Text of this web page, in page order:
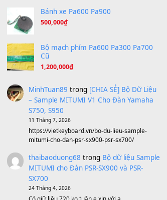
Under Pressure (8.164)
A Long December
Ta Sẽ Trở Lại (8.155)
Ông Hoàng Bảy (8.133)
Avenged Sevenfold - Buried Alive (8.109)
Sản phẩm dành cho bạn
BEND 4 CHIỀU MTP-5F MEGABEND
1,600,000₫
Bánh xe Pa600 Pa900
500,000